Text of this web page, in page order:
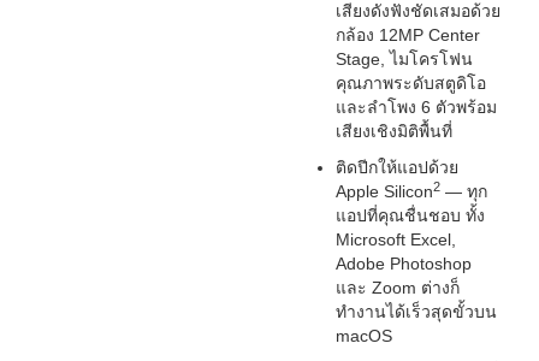
เสียงดังฟังชัดเสมอด้วย
กล้อง 12MP Center
Stage, ไมโครโฟน
คุณภาพระดับสตูดิโอ
และลำโพง 6 ตัวพร้อม
เสียงเชิงมิติพื้นที่
ติดปีกให้แอปด้วย
Apple Silicon2 — ทุก
แอปที่คุณชื่นชอบ ทั้ง
Microsoft Excel,
Adobe Photoshop
และ Zoom ต่างก็
ทำงานได้เร็วสุดขั้วบน
macOS